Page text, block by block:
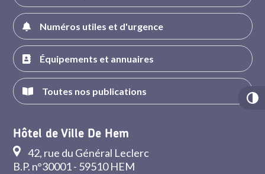
Numéros utiles et d'urgence
Équipements et annuaires
Toutes nos publications
Hôtel de Ville De Hem
42, rue du Général Leclerc
B.P. n°30001 - 59510 HEM